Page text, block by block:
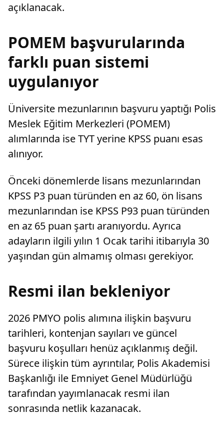
açıklanacak.
POMEM başvurularında
farklı puan sistemi
uygulanıyor
Üniversite mezunlarının başvuru yaptığı Polis
Meslek Eğitim Merkezleri (POMEM)
alımlarında ise TYT yerine KPSS puanı esas
alınıyor.
Önceki dönemlerde lisans mezunlarından
KPSS P3 puan türünden en az 60, ön lisans
mezunlarından ise KPSS P93 puan türünden
en az 65 puan şartı aranıyordu. Ayrıca
adayların ilgili yılın 1 Ocak tarihi itibarıyla 30
yaşından gün almamış olması gerekiyor.
Resmi ilan bekleniyor
2026 PMYO polis alımına ilişkin başvuru
tarihleri, kontenjan sayıları ve güncel
başvuru koşulları henüz açıklanmış değil.
Sürece ilişkin tüm ayrıntılar, Polis Akademisi
Başkanlığı ile Emniyet Genel Müdürlüğü
tarafından yayımlanacak resmi ilan
sonrasında netlik kazanacak.